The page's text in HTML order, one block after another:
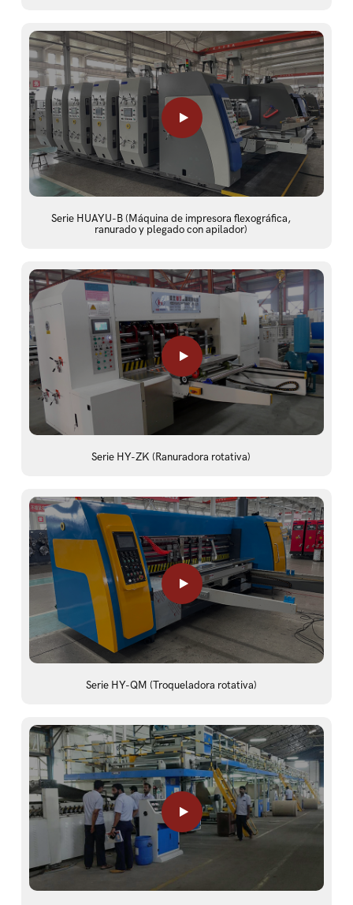
Serie HUAYU-B (Máquina de impresora flexográfica,
ranurado y plegado con apilador)
Serie HY-ZK (Ranuradora rotativa)
Serie HY-QM (Troqueladora rotativa)